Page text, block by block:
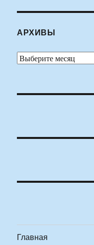
АРХИВЫ
Архивы
Главная